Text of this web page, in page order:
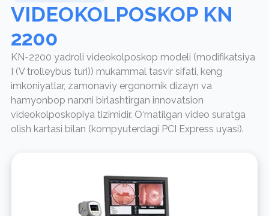
VIDEOKOLPOSKOP KN
2200
KN-2200 yadroli videokolposkop modeli (modifikatsiya
I (V trolleybus turi)) mukammal tasvir sifati, keng
imkoniyatlar, zamonaviy ergonomik dizayn va
hamyonbop narxni birlashtirgan innovatsion
videokolposkopiya tizimidir. O‘rnatilgan video suratga
olish kartasi bilan (kompyuterdagi PCI Express uyasi).